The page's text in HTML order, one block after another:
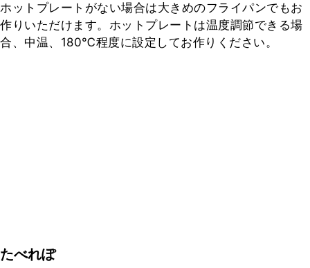
ホットプレートがない場合は大きめのフライパンでもお
作りいただけます。ホットプレートは温度調節できる場
合、中温、180℃程度に設定してお作りください。
たべれぽ